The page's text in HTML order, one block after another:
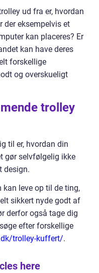
ud fra er, hvordan
der eksempelvis et
kan placeres? Er
kan have deres
forskellige
og overskueligt
trolley
til er, hvordan din
gør selvfølgelig ikke
design.
kan leve op til de ting,
sikkert nyde godt af
derfor også tage dig
efter forskellige
trolley-kuffert/.
here